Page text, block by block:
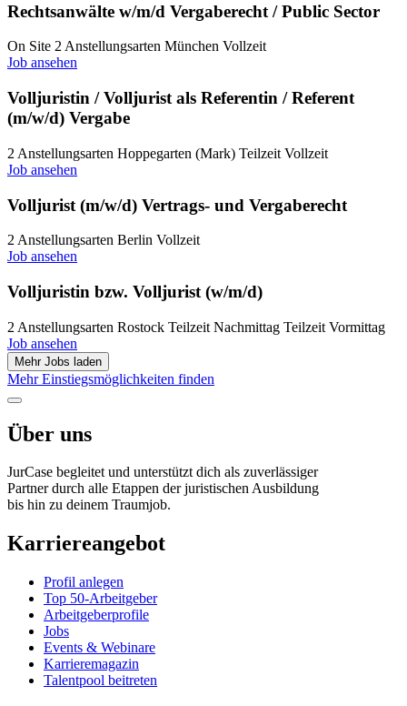
Rechtsanwälte w/m/d Vergaberecht / Public Sector
On Site 2 Anstellungsarten München Vollzeit
Job ansehen
Volljuristin / Volljurist als Referentin / Referent
(m/w/d) Vergabe
2 Anstellungsarten Hoppegarten (Mark) Teilzeit Vollzeit
Job ansehen
Volljurist (m/w/d) Vertrags- und Vergaberecht
2 Anstellungsarten Berlin Vollzeit
Job ansehen
Volljuristin bzw. Volljurist (w/m/d)
2 Anstellungsarten Rostock Teilzeit Nachmittag Teilzeit Vormittag
Job ansehen
Mehr Jobs laden
Mehr Einstiegsmöglichkeiten finden
Über uns
JurCase begleitet und unterstützt dich als zuverlässiger
Partner durch alle Etappen der juristischen Ausbildung
bis hin zu deinem Traumjob.
Karriereangebot
Profil anlegen
Top 50-Arbeitgeber
Arbeitgeberprofile
Jobs
Events & Webinare
Karrieremagazin
Talentpool beitreten